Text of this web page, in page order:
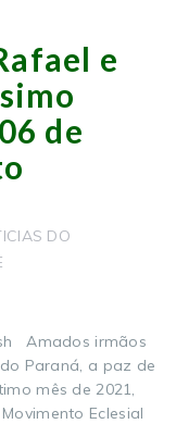
e
de
DO
Amados irmãos
Paraná, a paz de
mês de 2021,
Eclesial